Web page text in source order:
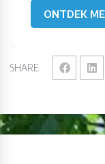
SHARE
ONTDEK